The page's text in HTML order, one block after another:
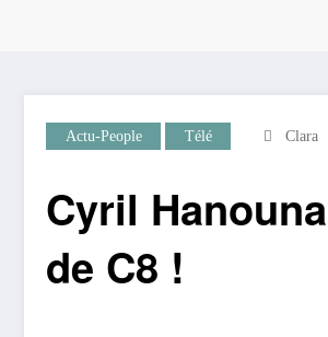
Actu-People Télé Clara
Cyril
de C8 !